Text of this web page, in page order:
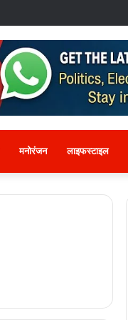
मनोरंजन लाइफस्टाइल